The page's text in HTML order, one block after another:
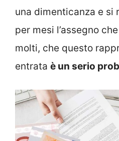
una dimenticanza e si
per mesi l’assegno
molti, che questo
entrata è un serio